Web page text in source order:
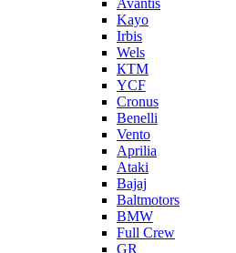
Avantis
Kayo
Irbis
Wels
КТМ
YCF
Cronus
Benelli
Vento
Aprilia
Ataki
Bajaj
Baltmotors
BMW
Full Crew
GR